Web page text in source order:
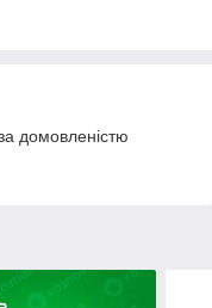
домовленістю